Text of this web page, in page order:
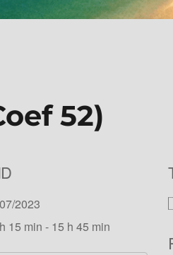
52)
2023
15 min - 15 h 45 min